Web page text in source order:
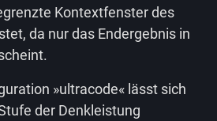
Kontextfenster des
da nur das Endergebnis in
»ultracode« lässt sich
der Denkleistung